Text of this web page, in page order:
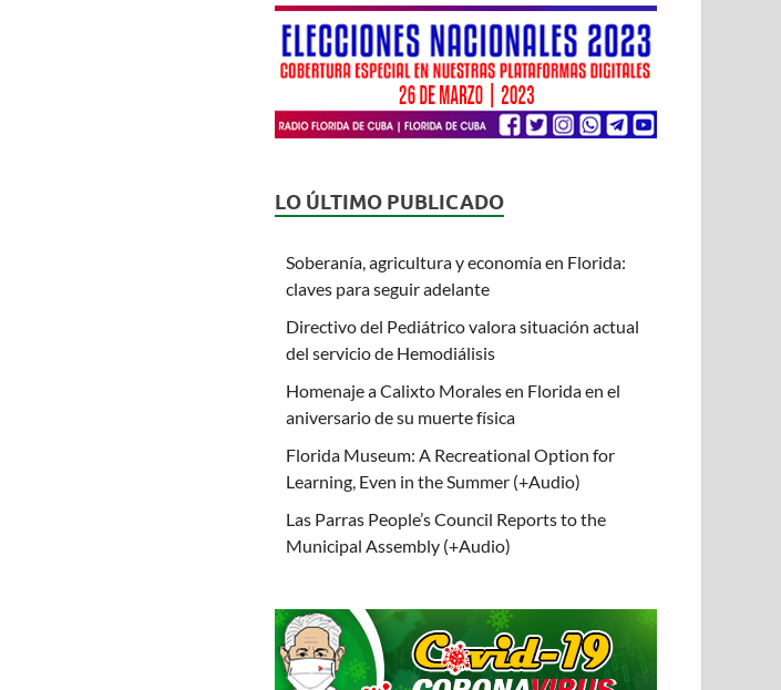
LO ÚLTIMO PUBLICADO
Soberanía, agricultura y economía en Florida:
claves para seguir adelante
Directivo del Pediátrico valora situación actual
del servicio de Hemodiálisis
Homenaje a Calixto Morales en Florida en el
aniversario de su muerte física
Florida Museum: A Recreational Option for
Learning, Even in the Summer (+Audio)
Las Parras People’s Council Reports to the
Municipal Assembly (+Audio)